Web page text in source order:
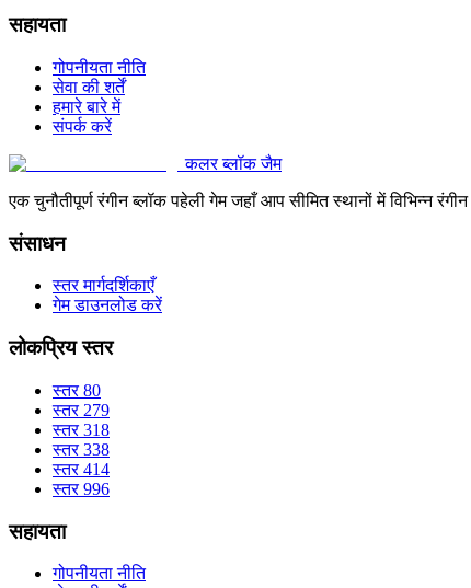
सहायता
गोपनीयता नीति
सेवा की शर्तें
हमारे बारे में
संपर्क करें
कलर ब्लॉक जैम
एक चुनौतीपूर्ण रंगीन ब्लॉक पहेली गेम जहाँ आप सीमित स्थानों में विभिन्न
संसाधन
स्तर मार्गदर्शिकाएँ
गेम डाउनलोड करें
लोकप्रिय स्तर
स्तर 80
स्तर 279
स्तर 318
स्तर 338
स्तर 414
स्तर 996
सहायता
गोपनीयता नीति